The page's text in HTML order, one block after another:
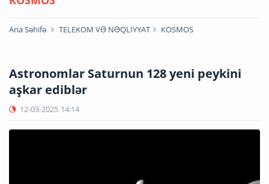
Ana Səhifə TELEKOM VƏ NƏQLİYYAT KOSMOS
Astronomlar Saturnun 128 yeni peykini
aşkar ediblər
12-03-2025 14:14